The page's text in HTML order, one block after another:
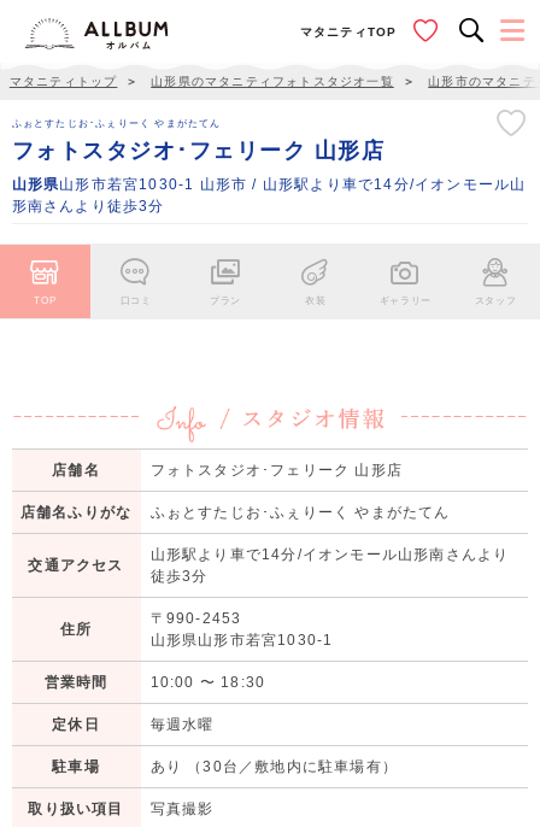
マタニティTOP
マタニティトップ ＞ 山形県のマタニティフォトスタジオ一覧 ＞ 山形市のマタニ
ふぉとすたじお･ふぇりーく やまがたてん
フォトスタジオ･フェリーク 山形店
山形県山形市若宮1030-1 山形市 / 山形駅より車で14分/イオンモール山
形南さんより徒歩3分
TOP 口コミ プラン 衣装 ギャラリー スタッフ
店舗名 フォトスタジオ･フェリーク 山形店
店舗名ふりがな ふぉとすたじお･ふぇりーく やまがたてん
交通アクセス
山形駅より車で14分/イオンモール山形南さんより
徒歩3分
住所
〒990-2453
山形県山形市若宮1030-1
営業時間 10:00 〜 18:30
定休日 毎週水曜
駐車場 あり （30台／敷地内に駐車場有）
取り扱い項目 写真撮影